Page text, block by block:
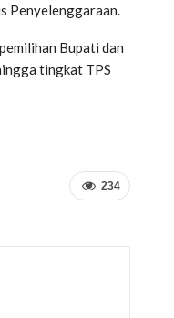
Penyelenggaraan.
Bupati dan
tingkat TPS
234